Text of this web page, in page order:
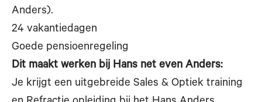
Anders).
24 vakantiedagen
Goede pensioenregeling
Dit maakt werken bij Hans net even Anders:
Je krijgt een uitgebreide Sales & Optiek training